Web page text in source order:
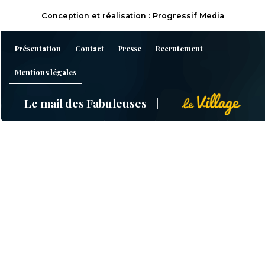
Conception et réalisation : Progressif Media
Présentation Contact Presse Recrutement
Mentions légales
Le mail des Fabuleuses